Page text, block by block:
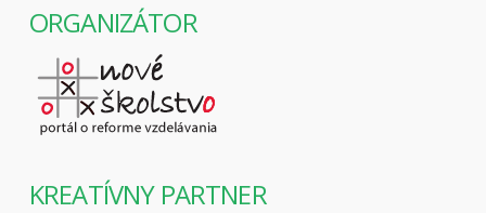
ORGANIZÁTOR
KREATÍVNY PARTNER